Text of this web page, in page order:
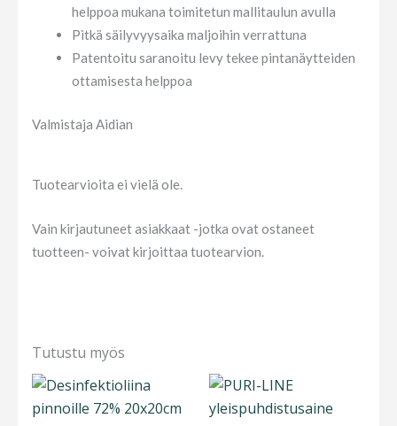
helppoa mukana toimitetun mallitaulun avulla
Pitkä säilyvyysaika maljoihin verrattuna
Patentoitu saranoitu levy tekee pintanäytteiden
ottamisesta helppoa
Valmistaja Aidian
Tuotearvioita ei vielä ole.
Vain kirjautuneet asiakkaat -jotka ovat ostaneet
tuotteen- voivat kirjoittaa tuotearvion.
Tutustu myös